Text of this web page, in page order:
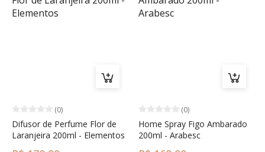
(0)
Difusor de Perfume Flor de
Laranjeira 200ml - Elementos
(0)
Home Spray Figo Ambarado
200ml - Arabesc